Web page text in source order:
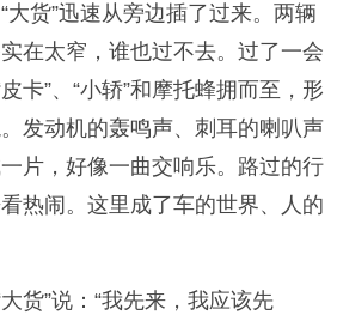
大货”迅速从旁边插了过来。两辆
在太窄，谁也过不去。过了一会
卡”、“小轿”和摩托蜂拥而至，形
发动机的轰鸣声、刺耳的喇叭声
片，好像一曲交响乐。路过的行
热闹。这里成了车的世界、人的
货”说：“我先来，我应该先